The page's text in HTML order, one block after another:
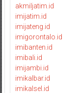
akmiljatim.id
imijatim.id
imijateng.id
imigorontalo.id
imibanten.id
imibali.id
imijambi.id
imikalbar.id
imikalsel.id